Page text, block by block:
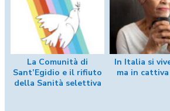
La Comunità di
Sant’Egidio e il rifiuto
della Sanità selettiva
In Italia si
ma in